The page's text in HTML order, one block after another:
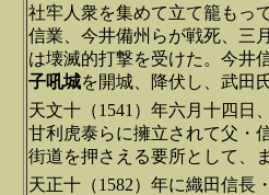
社牢人衆を集めて立て籠もっ
信業、今井備州らが戦死、三
は壊滅的打撃を受けた。今井
子吼城を開城、降伏し、武田
天文十（1541）年六月十四日
甘利虎泰らに擁立されて父・
街道を押さえる要所として、
天正十（1582）年に織田信長